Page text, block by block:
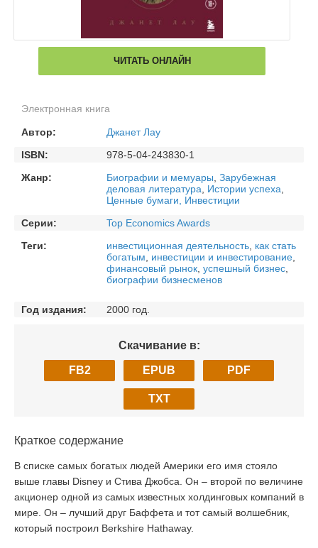
ЧИТАТЬ ОНЛАЙН
Электронная книга
Автор:
Джанет Лау
ISBN:
978-5-04-243830-1
Жанр:
Биографии и мемуары, Зарубежная
деловая литература, Истории успеха,
Ценные бумаги, Инвестиции
Серии:
Top Economics Awards
Теги:
инвестиционная деятельность, как стать
богатым, инвестиции и инвестирование,
финансовый рынок, успешный бизнес,
биографии бизнесменов
Год издания: 2000 год.
Скачивание в:
FB2 EPUB PDF
TXT
Краткое содержание
В списке самых богатых людей Америки его имя стояло
выше главы Disney и Стива Джобса. Он – второй по величине
акционер одной из самых известных холдинговых компаний в
мире. Он – лучший друг Баффета и тот самый волшебник,
который построил Berkshire Hathaway.